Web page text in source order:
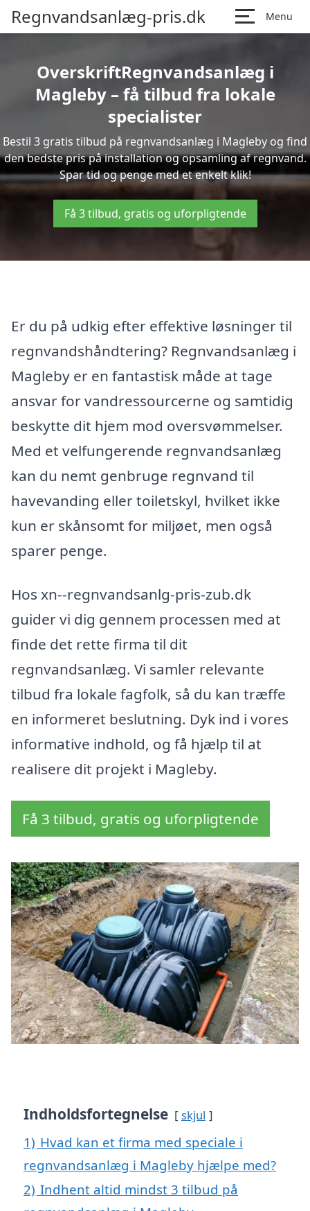
Regnvandsanlæg-pris.dk Menu
OverskriftRegnvandsanlæg i
Magleby – få tilbud fra lokale
specialister
Bestil 3 gratis tilbud på regnvandsanlæg i Magleby og find
den bedste pris på installation og opsamling af regnvand.
Spar tid og penge med et enkelt klik!
Få 3 tilbud, gratis og uforpligtende
Er du på udkig efter effektive løsninger til
regnvandshåndtering? Regnvandsanlæg i
Magleby er en fantastisk måde at tage
ansvar for vandressourcerne og samtidig
beskytte dit hjem mod oversvømmelser.
Med et velfungerende regnvandsanlæg
kan du nemt genbruge regnvand til
havevanding eller toiletskyl, hvilket ikke
kun er skånsomt for miljøet, men også
sparer penge.
Hos xn--regnvandsanlg-pris-zub.dk
guider vi dig gennem processen med at
finde det rette firma til dit
regnvandsanlæg. Vi samler relevante
tilbud fra lokale fagfolk, så du kan træffe
en informeret beslutning. Dyk ind i vores
informative indhold, og få hjælp til at
realisere dit projekt i Magleby.
Få 3 tilbud, gratis og uforpligtende
Indholdsfortegnelse skjul
1) Hvad kan et firma med speciale i
regnvandsanlæg i Magleby hjælpe med?
2) Indhent altid mindst 3 tilbud på